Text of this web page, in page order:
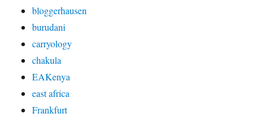
bloggerhausen
burudani
carryology
chakula
EAKenya
east africa
Frankfurt